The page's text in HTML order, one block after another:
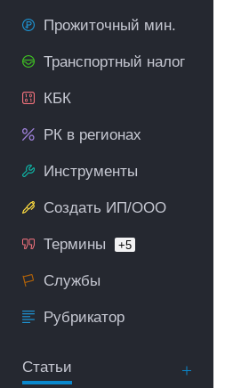
Прожиточный мин.
Транспортный налог
КБК
РК в регионах
Инструменты
Создать ИП/ООО
Термины +5
Службы
Рубрикатор
Статьи